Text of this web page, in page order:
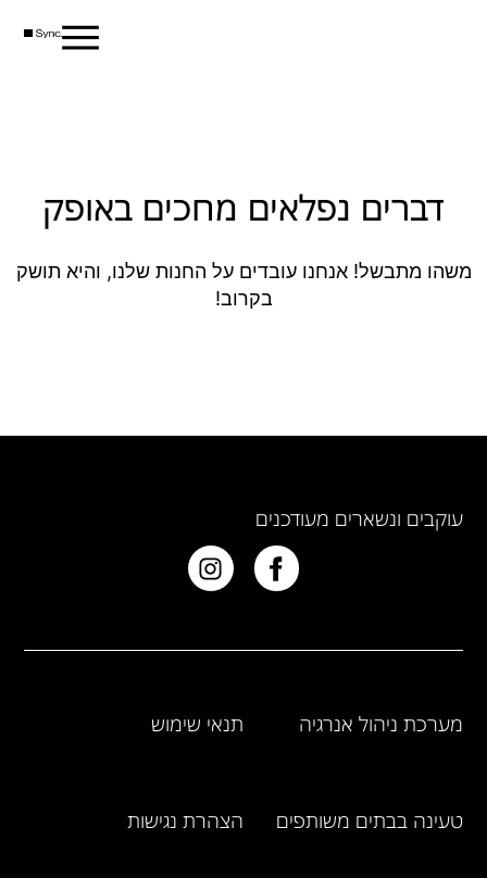
דברים נפלאים מחכים באופק
משהו מתבשל! אנחנו עובדים על החנות שלנו, והיא תושק
בקרוב!
עוקבים ונשארים מעודכנים
מערכת ניהול אנרגיה
טעינה בבתים משותפים
תנאי שימוש
הצהרת נגישות